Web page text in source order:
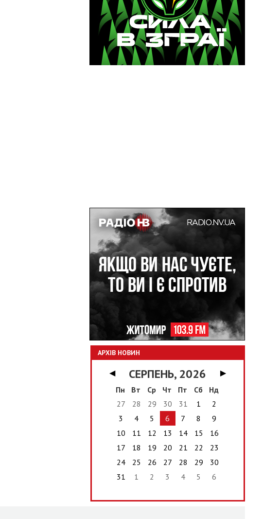
АРХІВ НОВИН
◀ СЕРПЕНЬ, 2026
▶
Пн
Вт Ср Чт Пт Сб
Нд
27
28 29 30 31 1
2
3
4 5 6 7 8
9
10
11 12 13 14 15
16
17
18 19 20 21 22
23
24
25 26 27 28 29
30
31
1 2 3 4 5 6